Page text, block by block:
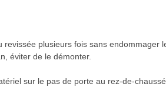
plusieurs fois sans endommager
éviter de le démonter.
sur le pas de porte au rez-de-